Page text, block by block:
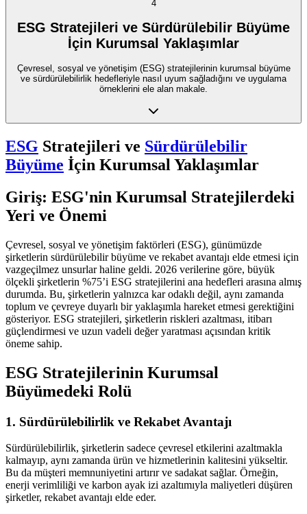
4
ESG Stratejileri ve Sürdürülebilir Büyüme
İçin Kurumsal Yaklaşımlar
Çevresel, sosyal ve yönetişim (ESG) stratejilerinin kurumsal büyüme
ve sürdürülebilirlik hedefleriyle nasıl uyum sağladığını ve uygulama
örneklerini ele alan makale.
ESG Stratejileri ve Sürdürülebilir
Büyüme İçin Kurumsal Yaklaşımlar
Giriş: ESG'nin Kurumsal Stratejilerdeki
Yeri ve Önemi
Çevresel, sosyal ve yönetişim faktörleri (ESG), günümüzde
şirketlerin sürdürülebilir büyüme ve rekabet avantajı elde etmesi için
vazgeçilmez unsurlar haline geldi. 2026 verilerine göre, büyük
ölçekli şirketlerin %75’i ESG stratejilerini ana hedefleri arasına almış
durumda. Bu, şirketlerin yalnızca kar odaklı değil, aynı zamanda
toplum ve çevreye duyarlı bir yaklaşımla hareket etmesi gerektiğini
gösteriyor. ESG stratejileri, şirketlerin riskleri azaltması, itibarı
güçlendirmesi ve uzun vadeli değer yaratması açısından kritik
öneme sahip.
ESG Stratejilerinin Kurumsal
Büyümedeki Rolü
1. Sürdürülebilirlik ve Rekabet Avantajı
Sürdürülebilirlik, şirketlerin sadece çevresel etkilerini azaltmakla
kalmayıp, aynı zamanda ürün ve hizmetlerinin kalitesini yükseltir.
Bu da müşteri memnuniyetini artırır ve sadakat sağlar. Örneğin,
enerji verimliliği ve karbon ayak izi azaltımıyla maliyetleri düşüren
şirketler, rekabet avantajı elde eder.